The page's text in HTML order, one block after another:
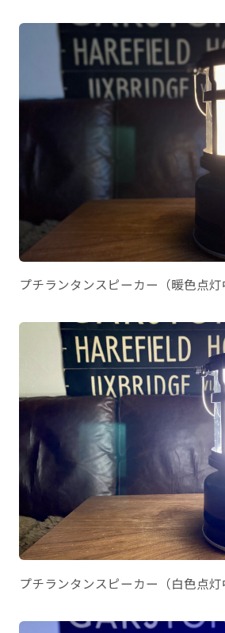
プチランタンスピーカー（暖色点灯
プチランタンスピーカー（白色点灯